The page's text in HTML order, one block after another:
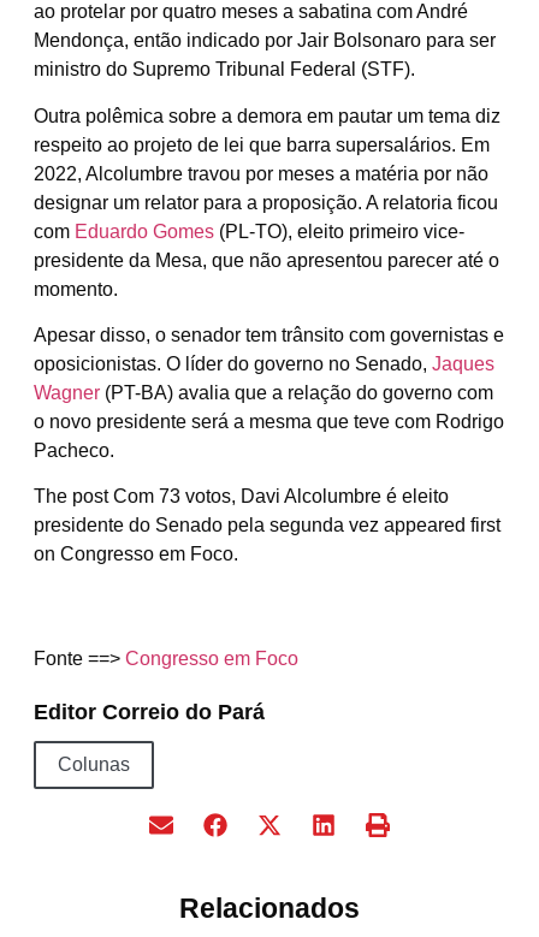
ao protelar por quatro meses a sabatina com André
Mendonça, então indicado por Jair Bolsonaro para ser
ministro do Supremo Tribunal Federal (STF).
Outra polêmica sobre a demora em pautar um tema diz
respeito ao projeto de lei que barra supersalários. Em
2022, Alcolumbre travou por meses a matéria por não
designar um relator para a proposição. A relatoria ficou
com Eduardo Gomes(PL-TO), eleito primeiro vice-
presidente da Mesa, que não apresentou parecer até o
momento.
Apesar disso, o senador tem trânsito com governistas e
oposicionistas. O líder do governo no Senado, Jaques
Wagner(PT-BA) avalia que a relação do governo com
o novo presidente será a mesma que teve com Rodrigo
Pacheco.
The post Com 73 votos, Davi Alcolumbre é eleito
presidente do Senado pela segunda vez appeared first
on Congresso em Foco.
Fonte ==> Congresso em Foco
Editor Correio do Pará
Colunas
Relacionados